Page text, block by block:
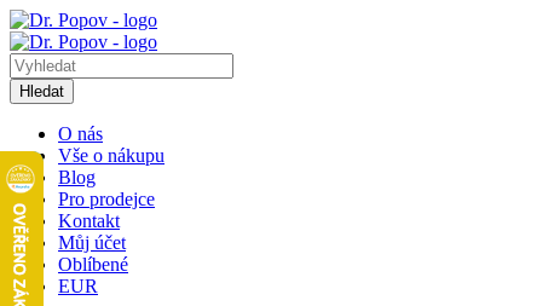
Hledat
O nás
Vše o nákupu
Blog
Pro prodejce
Kontakt
Můj účet
Oblíbené
EUR